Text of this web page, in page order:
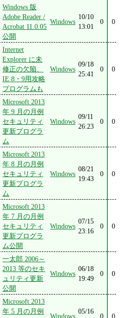
Windows 版
Adobe Reader /
Acrobat 11.0.05
公開
Windows
10/10
13:01
0 0
Internet
Explorer に未
修正の欠陥、
IE 8・9用攻略
プログラムも
Windows
09/18
25:41
0 0
Microsoft 2013
年 9 月の月例
セキュリティ
更新プログラ
ム
Windows
09/11
26:23
0 0
Microsoft 2013
年 8 月の月例
セキュリティ
更新プログラ
ム
Windows
08/21
19:43
0 0
Microsoft 2013
年 7 月の月例
セキュリティ
更新プログラ
ム公開
Windows
07/15
23:16
0 0
一太郎 2006～
2013 等のセキ
ュリティ更新
公開
Windows
06/18
19:49
0 0
Microsoft 2013
年 5 月の月例
Windows
05/16
0 0